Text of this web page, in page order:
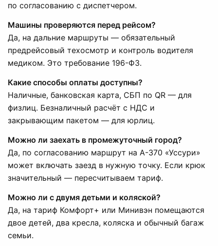
по согласованию с диспетчером.
Машины проверяются перед рейсом?
Да, на дальние маршруты — обязательный
предрейсовый техосмотр и контроль водителя
медиком. Это требование 196-ФЗ.
Какие способы оплаты доступны?
Наличные, банковская карта, СБП по QR — для
физлиц. Безналичный расчёт с НДС и
закрывающим пакетом — для юрлиц.
Можно ли заехать в промежуточный город?
Да, по согласованию маршрут на А-370 «Уссури»
может включать заезд в нужную точку. Если крюк
значительный — пересчитываем тариф.
Можно ли с двумя детьми и коляской?
Да, на тариф Комфорт+ или Минивэн помещаются
двое детей, два кресла, коляска и обычный багаж
семьи.